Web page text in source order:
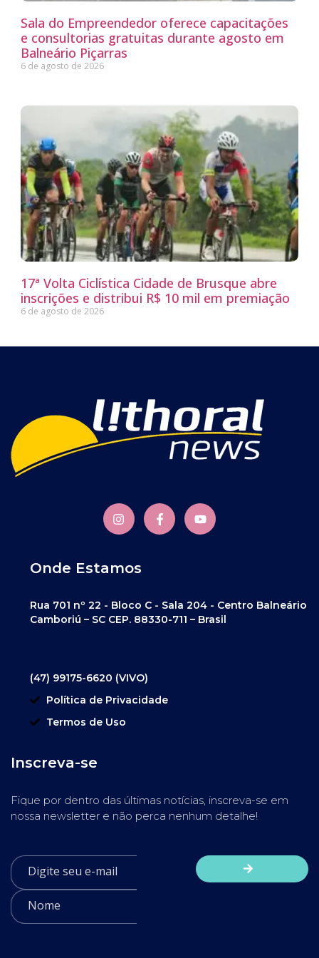
Sala do Empreendedor oferece capacitações
e consultorias gratuitas durante agosto em
Balneário Piçarras
6 de agosto de 2026
17ª Volta Ciclística Cidade de Brusque abre
inscrições e distribui R$ 10 mil em premiação
6 de agosto de 2026
Onde Estamos
Rua 701 nº 22 - Bloco C - Sala 204 - Centro Balneário
Camboriú – SC CEP. 88330-711 – Brasil
(47) 99175-6620 (VIVO)
Política de Privacidade
Termos de Uso
Inscreva-se
Fique por dentro das últimas notícias, inscreva-se em
nossa newsletter e não perca nenhum detalhe!